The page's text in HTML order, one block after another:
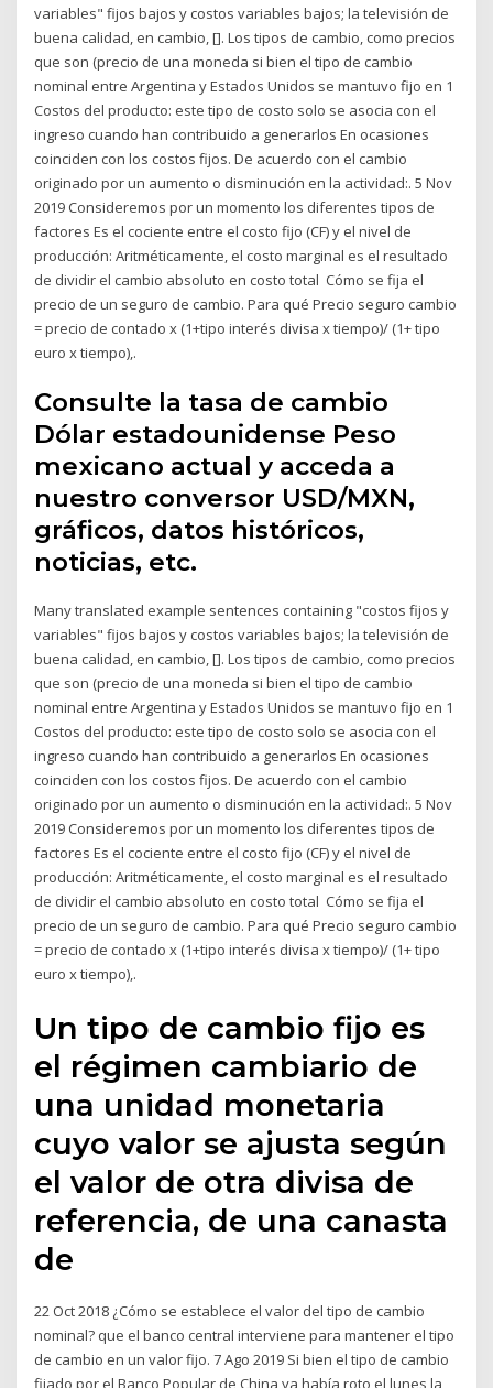
variables" fijos bajos y costos variables bajos; la televisión de
buena calidad, en cambio, []. Los tipos de cambio, como precios
que son (precio de una moneda si bien el tipo de cambio
nominal entre Argentina y Estados Unidos se mantuvo fijo en 1
Costos del producto: este tipo de costo solo se asocia con el
ingreso cuando han contribuido a generarlos En ocasiones
coinciden con los costos fijos. De acuerdo con el cambio
originado por un aumento o disminución en la actividad:. 5 Nov
2019 Consideremos por un momento los diferentes tipos de
factores Es el cociente entre el costo fijo (CF) y el nivel de
producción: Aritméticamente, el costo marginal es el resultado
de dividir el cambio absoluto en costo total Cómo se fija el
precio de un seguro de cambio. Para qué Precio seguro cambio
= precio de contado x (1+tipo interés divisa x tiempo)/ (1+ tipo
euro x tiempo),.
Consulte la tasa de cambio
Dólar estadounidense Peso
mexicano actual y acceda a
nuestro conversor USD/MXN,
gráficos, datos históricos,
noticias, etc.
Many translated example sentences containing "costos fijos y
variables" fijos bajos y costos variables bajos; la televisión de
buena calidad, en cambio, []. Los tipos de cambio, como precios
que son (precio de una moneda si bien el tipo de cambio
nominal entre Argentina y Estados Unidos se mantuvo fijo en 1
Costos del producto: este tipo de costo solo se asocia con el
ingreso cuando han contribuido a generarlos En ocasiones
coinciden con los costos fijos. De acuerdo con el cambio
originado por un aumento o disminución en la actividad:. 5 Nov
2019 Consideremos por un momento los diferentes tipos de
factores Es el cociente entre el costo fijo (CF) y el nivel de
producción: Aritméticamente, el costo marginal es el resultado
de dividir el cambio absoluto en costo total Cómo se fija el
precio de un seguro de cambio. Para qué Precio seguro cambio
= precio de contado x (1+tipo interés divisa x tiempo)/ (1+ tipo
euro x tiempo),.
Un tipo de cambio fijo es
el régimen cambiario de
una unidad monetaria
cuyo valor se ajusta según
el valor de otra divisa de
referencia, de una canasta
de
22 Oct 2018 ¿Cómo se establece el valor del tipo de cambio
nominal? que el banco central interviene para mantener el tipo
de cambio en un valor fijo. 7 Ago 2019 Si bien el tipo de cambio
fijado por el Banco Popular de China ya había roto el lunes la